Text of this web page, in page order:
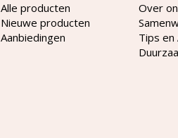
Alle producten
Nieuwe producten
Aanbiedingen
Over
Tips en